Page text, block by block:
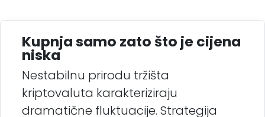
Kupnja samo zato što je cijena
niska
Nestabilnu prirodu tržišta
kriptovaluta karakteriziraju
dramatične fluktuacije. Strategija